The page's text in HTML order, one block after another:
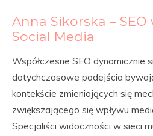
Anna Sikorska –
Social Media
Współczesne SEO dynamicznie
dotychczasowe podejścia
kontekście zmieniających się
zwiększającego się wpływu
Specjaliści widoczności w sieci